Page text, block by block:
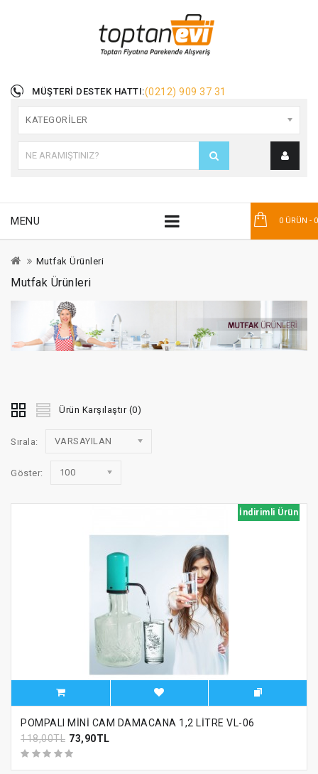
MÜŞTERI DESTEK HATTI:(0212) 909 37 31
KATEGORILER
0 ÜRÜN -
MENU
Mutfak Ürünleri
Mutfak Ürünleri
Ürün Karşılaştır (0)
Sırala: VARSAYILAN
Göster: 100
İndirimli Ürün
POMPALI MİNİ CAM DAMACANA 1,2 LİTRE VL-06
118,00TL 73,90TL